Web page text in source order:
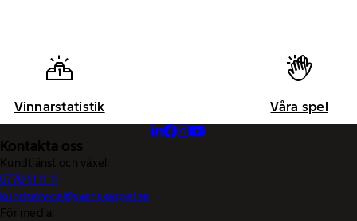
Vinnarstatistik Våra spel
Kontakta oss
Kundtjänst och växel:
0770-11 11 11
kundservice@svenskaspel.se
För media: